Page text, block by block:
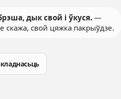
дык свой і ўкуся.—
скажа, свой цяжка пакрыўдзе.